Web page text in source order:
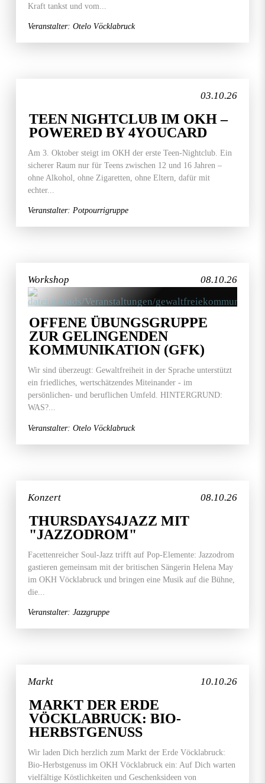
Kraft tankst und vom...
Veranstalter: Otelo Vöcklabruck
03.10.26
TEEN NIGHTCLUB IM OKH –
POWERED BY 4YOUCARD
Am 3. Oktober steigt im OKH der erste Teen-Nightclub. Ein
sicherer Raum nur für Teens zwischen 12 und 16 Jahren –
ohne Alkohol, ohne Zigaretten, ohne Eltern, dafür mit
echter...
Veranstalter: Potpourrigruppe
08.10.26
Workshop
OFFENE ÜBUNGSGRUPPE
ZUR GELINGENDEN
KOMMUNIKATION (GFK)
Wir sind überzeugt: Gewaltfreiheit in der Sprache unterstützt
ein friedliches, wertschätzendes Miteinander - im
persönlichen- und beruflichen Umfeld. HINTERGRUND:
WAS?...
Veranstalter: Otelo Vöcklabruck
08.10.26
Konzert
THURSDAYS4JAZZ MIT
"JAZZODROM"
Facettenreicher Soul-Jazz trifft auf Pop-Elemente: Jazzodrom
gastieren gemeinsam mit der britischen Sängerin Helena May
im OKH Vöcklabruck und bringen eine Musik auf die Bühne,
die...
Veranstalter: Jazzgruppe
10.10.26
Markt
MARKT DER ERDE
VÖCKLABRUCK: BIO-
HERBSTGENUSS
Wir laden Dich herzlich zum Markt der Erde Vöcklabruck:
Bio-Herbstgenuss im OKH Vöcklabruck ein: Auf Dich warten
vielfältige Köstlichkeiten und Geschenksideen von